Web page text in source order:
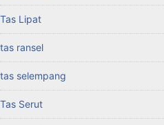
Tas Lipat
tas ransel
tas selempang
Tas Serut